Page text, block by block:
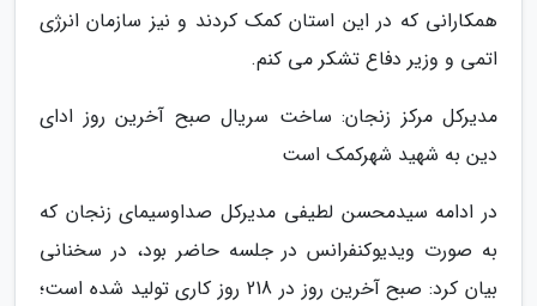
همکارانی که در این استان کمک کردند و نیز سازمان انرژی
اتمی و وزیر دفاع تشکر می کنم.
مدیرکل مرکز زنجان: ساخت سریال صبح آخرین روز ادای
دین به شهید شهرکمک است
در ادامه سیدمحسن لطیفی مدیرکل صداوسیمای زنجان که
به صورت ویدیوکنفرانس در جلسه حاضر بود، در سخنانی
بیان کرد: صبح آخرین روز در 218 روز کاری تولید شده است؛